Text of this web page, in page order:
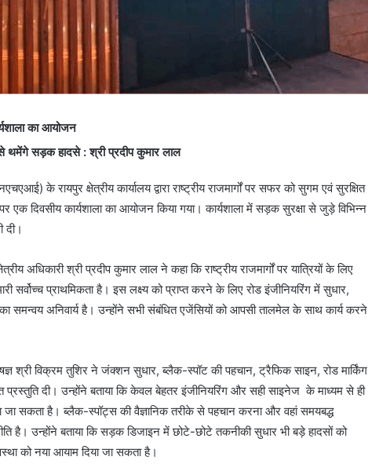
का आयोजन
सड़क हादसे : श्री प्रदीप कुमार लाल
के रायपुर क्षेत्रीय कार्यालय द्वारा राष्ट्रीय राजमार्गों पर सफर को सुगम एवं सुरक्षित
एक दिवसीय कार्यशाला का आयोजन किया गया। कार्यशाला में सड़क सुरक्षा से जुड़े विभिन्न
दी।
अधिकारी श्री प्रदीप कुमार लाल ने कहा कि राष्ट्रीय राजमार्गों पर यात्रियों के लिए
सर्वोच्च प्राथमिकता है। इस लक्ष्य को प्राप्त करने के लिए रोड इंजीनियरिंग में सुधार,
अनिवार्य है। उन्होंने सभी संबंधित एजेंसियों को आपसी तालमेल के साथ कार्य करने
श्री विक्रम तुशिर ने जंक्शन सुधार, ब्लैक-स्पॉट की पहचान, ट्रैफिक साइन, रोड मार्किंग
दी। उन्होंने बताया कि केवल बेहतर इंजीनियरिंग और सही साइनेज के माध्यम से ही
सकता है। ब्लैक-स्पॉट्स की वैज्ञानिक तरीके से पहचान करना और वहां समयबद्ध
है। उन्होंने बताया कि सड़क डिजाइन में छोटे-छोटे तकनीकी सुधार भी बड़े हादसों को
को नया आयाम दिया जा सकता है।